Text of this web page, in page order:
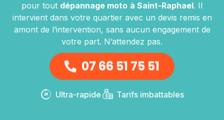
pour tout dépannage moto à Saint-Raphael. Il
intervient dans votre quartier avec un devis remis en
amont de l’intervention, sans aucun engagement de
votre part. N’attendez pas.
07 66 51 75 51
Ultra-rapide Tarifs imbattables